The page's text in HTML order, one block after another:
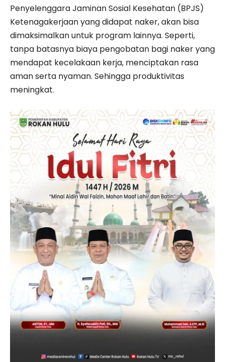
Penyelenggara Jaminan Sosial Kesehatan (BPJS)
Ketenagakerjaan yang didapat naker, akan bisa
dimaksimalkan untuk program lainnya. Seperti,
tanpa batasnya biaya pengobatan bagi naker yang
mendapat kecelakaan kerja, menciptakan rasa
aman serta nyaman. Sehingga produktivitas
meningkat.